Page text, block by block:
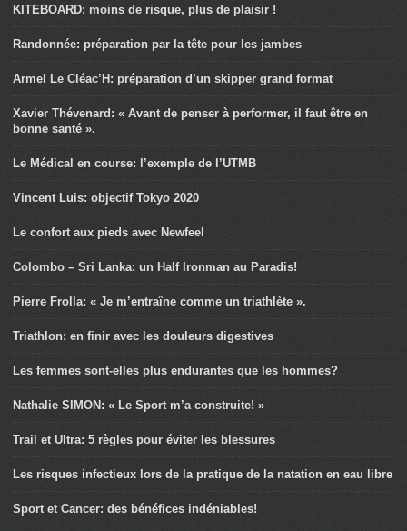
KITEBOARD: moins de risque, plus de plaisir !
Randonnée: préparation par la tête pour les jambes
Armel Le Cléac’H: préparation d’un skipper grand format
Xavier Thévenard: « Avant de penser à performer, il faut être en
bonne santé ».
Le Médical en course: l’exemple de l’UTMB
Vincent Luis: objectif Tokyo 2020
Le confort aux pieds avec Newfeel
Colombo – Sri Lanka: un Half Ironman au Paradis!
Pierre Frolla: « Je m’entraîne comme un triathlète ».
Triathlon: en finir avec les douleurs digestives
Les femmes sont-elles plus endurantes que les hommes?
Nathalie SIMON: « Le Sport m’a construite! »
Trail et Ultra: 5 règles pour éviter les blessures
Les risques infectieux lors de la pratique de la natation en eau libre
Sport et Cancer: des bénéfices indéniables!